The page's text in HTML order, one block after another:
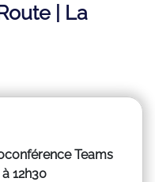
| La
Teams
12h30